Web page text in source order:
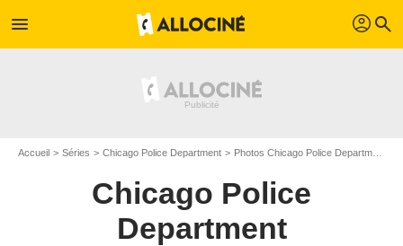
menu profil search
Accueil Séries Chicago Police Department Photos Chicago Police Department
Chicago Police
Department